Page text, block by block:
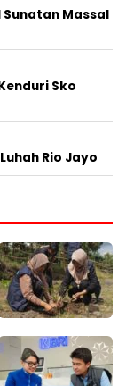
Sunatan Massal
Sko
Rio Jayo